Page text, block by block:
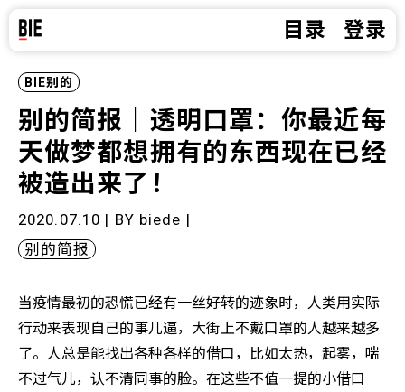
目录 登录
BIE别的
别的简报｜透明口罩：你最近每
天做梦都想拥有的东西现在已经
被造出来了！
2020.07.10 | BY biede |
别的简报
当疫情最初的恐慌已经有一丝好转的迹象时，人类用实际
行动来表现自己的事儿逼，大街上不戴口罩的人越来越多
了。人总是能找出各种各样的借口，比如太热，起雾，喘
不过气儿，认不清同事的脸。在这些不值一提的小借口